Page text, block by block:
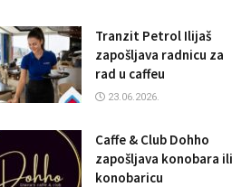
Tranzit Petrol Ilijaš
zapošljava radnicu za
rad u caffeu
23.06.2026.
Caffe & Club Dohho
zapošljava konobara ili
konobaricu